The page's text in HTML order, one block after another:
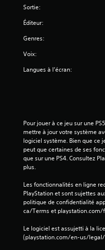
Sortie:
Éditeur:
Genres:
Voix:
Langues à l’écran:
Pour jouer à ce jeu sur une
mettre à jour votre système
logiciel système. Bien que ce
peut que certaines de ses
que sur une PS4. Consultez
plus.
Les fonctionnalités en ligne
PlayStation et sont sujettes
politique de confidentialité
ca/Terms et
Le logiciel est assujetti à la
(playstation.com/en-us/